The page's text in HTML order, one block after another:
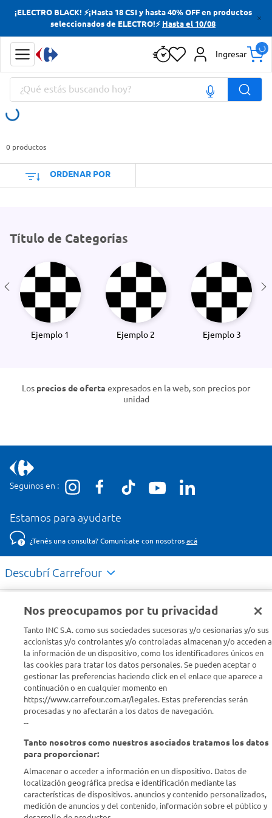
¡ELECTRO BLACK! ⚡¡Hasta 18 CSI y hasta 40% OFF en productos
seleccionados de ELECTRO!⚡ Hasta el 10/08
Ingresar
¿Qué estás buscando hoy?
0 productos
ORDENAR POR
Título de Categorías
Ejemplo 1 Ejemplo 2 Ejemplo 3
Los precios de oferta expresados en la web, son precios por
unidad
Seguinos en :
Estamos para ayudarte
¿Tenés una consulta? Comunicate con nosotros acá
Descubrí Carrefour
Conocenos
Info útil
Comprá Online
Enterate de nuestras ofertas
Dejanos tu mail para recibir todas las ofertas y promociones antes
ENVIAR
Términos más buscados
Yerba
Cerveza
Doves
Términos más buscados
Yerba
Cerveza
Doves
Nos preocupamos por tu privacidad
Tanto INC S.A. como sus sociedades sucesoras y/o cesionarias y/o sus
accionistas y/o controlantes y/o controladas almacenan y/o acceden a
la información de un dispositivo, como los identificadores únicos en
las cookies para tratar los datos personales. Se pueden aceptar o
gestionar las preferencias haciendo click en el enlace que aparece a
continuación o en cualquier momento en
https://www.carrefour.com.ar/legales. Estas preferencias serán
procesadas y no afectarán a los datos de navegación.
--
Tanto nosotros como nuestros asociados tratamos los datos
para proporcionar:
Almacenar o acceder a información en un dispositivo. Datos de
localización geográfica precisa e identificación mediante las
características de dispositivos. anuncios y contenido personalizados,
medición de anuncios y del contenido, información sobre el público y